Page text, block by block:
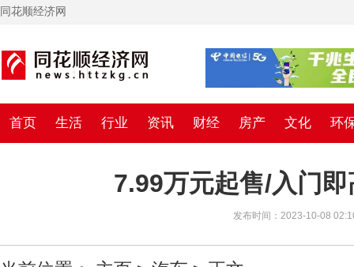
同花顺经济网
首页 生活 行业 资讯 财经 房产 文化 环
7.99万元起售/入门
发布时间：2023-10-08